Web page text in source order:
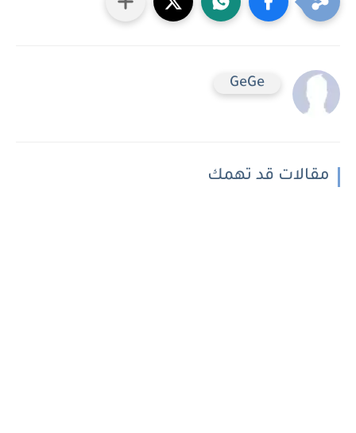
GeGe
مقالات قد تهمك